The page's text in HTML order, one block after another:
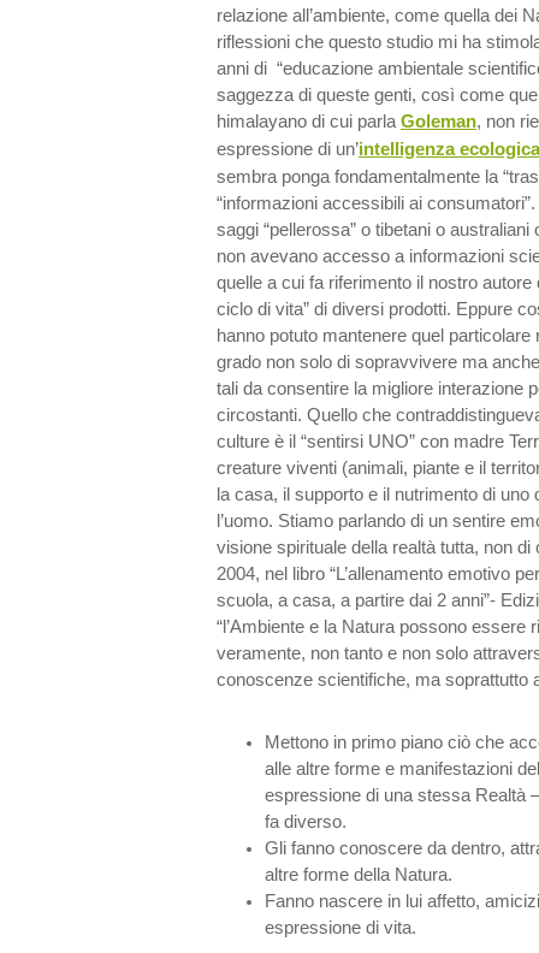
relazione all’ambiente, come quella dei
riflessioni che questo studio mi ha
anni di “educazione ambientale
saggezza di queste genti, così come
himalayano di cui parla Goleman, non
espressione di un’intelligenza ecologica
sembra ponga fondamentalmente la
“informazioni accessibili ai consumatori”.
saggi “pellerossa” o tibetani o
non avevano accesso a informazioni
quelle a cui fa riferimento il nostro autore
ciclo di vita” di diversi prodotti. Eppure
hanno potuto mantenere quel
grado non solo di sopravvivere ma
tali da consentire la migliore interazione
circostanti. Quello che
culture è il “sentirsi UNO” con madre
creature viventi (animali, piante e il
la casa, il supporto e il nutrimento di uno
l’uomo. Stiamo parlando di un sentire
visione spirituale della realtà tutta, non
2004, nel libro “L’allenamento emotivo
scuola, a casa, a partire dai 2 anni”-
“l’Ambiente e la Natura possono essere
veramente, non tanto e non solo
conoscenze scientifiche, ma soprattutto
Mettono in primo piano ciò che
alle altre forme e manifestazioni
espressione di una stessa Realtà
fa diverso.
Gli fanno conoscere da dentro,
altre forme della Natura.
Fanno nascere in lui affetto,
espressione di vita.